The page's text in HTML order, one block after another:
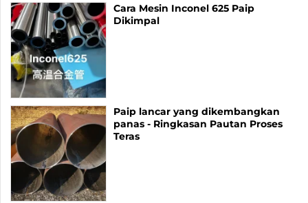
Cara Mesin Inconel 625 Paip
Dikimpal
Paip lancar yang dikembangkan
panas - Ringkasan Pautan Proses
Teras